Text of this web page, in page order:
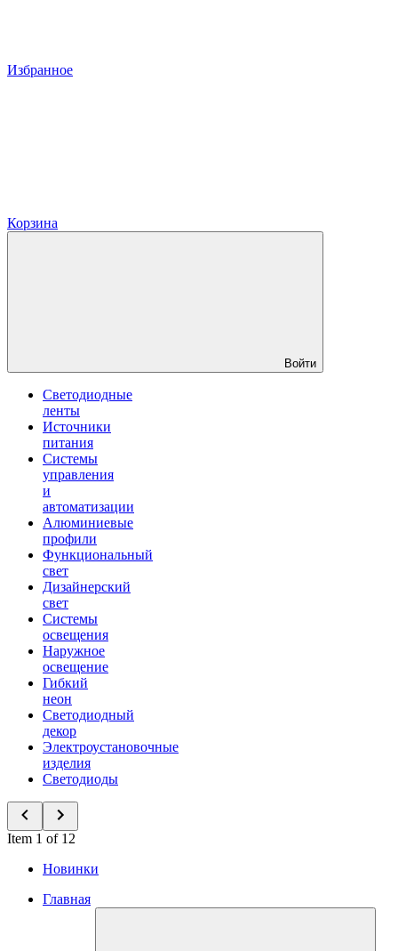
Избранное
Корзина
Войти
Светодиодные
ленты
Источники
питания
Системы
управления
и
автоматизации
Алюминиевые
профили
Функциональный
свет
Дизайнерский
свет
Системы
освещения
Наружное
освещение
Гибкий
неон
Светодиодный
декор
Электроустановочные
изделия
Светодиоды
Item 1 of 12
Новинки
Главная